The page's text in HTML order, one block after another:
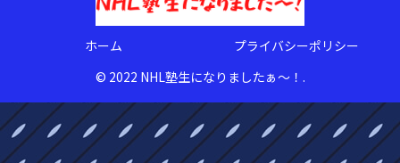
ホーム
プライバシーポリシー
© 2022 NHL塾生になりましたぁ〜！.